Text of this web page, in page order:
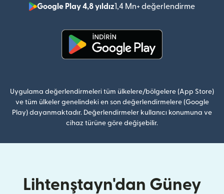
Google Play 4,8 yıldız1,4 Mn+ değerlendirme
Uygulama değerlendirmeleri tüm ülkelere/bölgelere (App Store)
ve tüm ülkeler genelindeki en son değerlendirmelere (Google
Play) dayanmaktadır. Değerlendirmeler kullanıcı konumuna ve
cihaz türüne göre değişebilir.
Lihtenştayn'dan Güney